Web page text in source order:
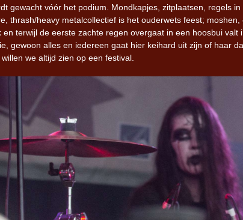
gewacht vóór het podium. Mondkapjes, zitplaatsen, regels
thrash/heavy metalcollectief is het ouderwets feest;
en terwijl de eerste zachte regen overgaat in een hoosbui
gewoon alles en iedereen gaat hier keihard uit zijn of haar
we altijd zien op een festival.